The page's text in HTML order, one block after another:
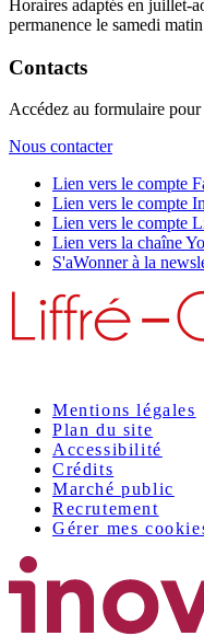
Horaires adaptés en juillet-
permanence le samedi matin
Contacts
Accédez au formulaire
Nous contacter
Lien vers le compte
Lien vers le compte
Lien vers le compte
Lien vers la chaîne
S'aWonner à la
Mentions légales
Plan du site
Accessibilité
Crédits
Marché public
Recrutement
Gérer mes